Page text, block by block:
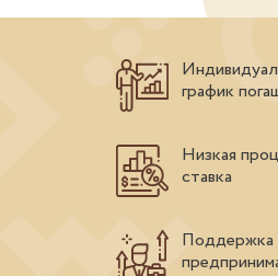
график
Низкая
ставка
Поддержка